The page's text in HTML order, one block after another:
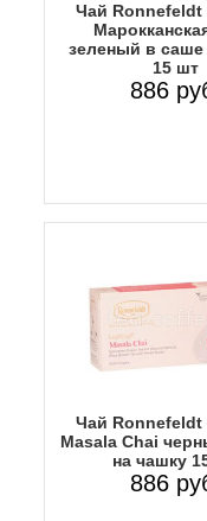
Чай Ronnefeldt
зеленый в саше
15 шт
886
Чай Ronnefeldt
Masala Chai
на чашку
886